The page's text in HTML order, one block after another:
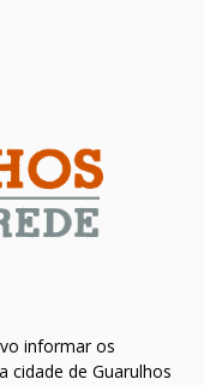
informar os
cidade de Guarulhos